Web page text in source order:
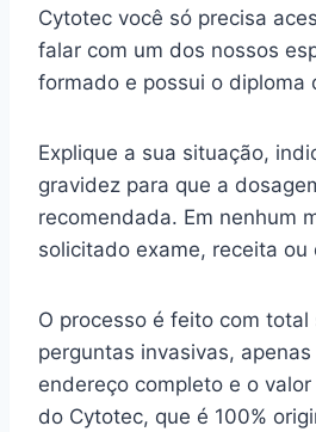
Cytotec você só precisa
falar com um dos nossos
formado e possui o diploma
Explique a sua situação,
gravidez para que a
recomendada. Em nenhum
solicitado exame, receita ou
O processo é feito com total
perguntas invasivas,
endereço completo e o
do Cytotec, que é 100%